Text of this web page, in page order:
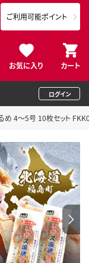
お気に入り カート
ご利用可能ポイント
ログイン
め 4～5号 10枚セット